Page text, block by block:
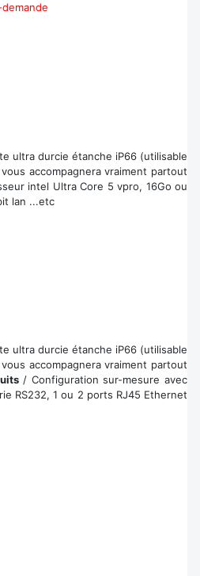
ultra durcie étanche iP66 (utilisable
vous accompagnera vraiment partout
intel Ultra Core 5 vpro, 16Go ou
lan ...etc
ultra durcie étanche iP66 (utilisable
vous accompagnera vraiment partout
/ Configuration sur-mesure avec
RS232, 1 ou 2 ports RJ45 Ethernet